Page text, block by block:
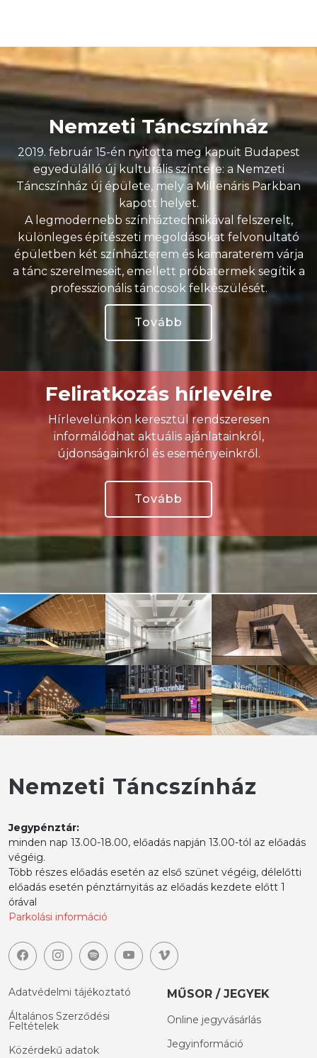
Nemzeti Táncszínház
2019. február 15-én nyitotta meg kapuit Budapest
egyedülálló új kulturális színtere: a Nemzeti
Táncszínház új épülete, mely a Millenáris Parkban
kapott helyet.
A legmodernebb színháztechnikával felszerelt,
különleges építészeti megoldásokat felvonultató
épületben két színházterem és kamaraterem várja
a tánc szerelmeseit, emellett próbatermek segítik a
professzionális táncosok felkészülését.
Tovább
Feliratkozás hírlevélre
Hírlevelünkön keresztül rendszeresen
informálódhat aktuális ajánlatainkról,
újdonságainkról és eseményeinkről.
Tovább
Nemzeti Táncszínház
Jegypénztár:
minden nap 13.00-18.00, előadás napján 13.00-tól az előadás
végéig.
Több részes előadás esetén az első szünet végéig, délelőtti
előadás esetén pénztárnyitás az előadás kezdete előtt 1
órával
Parkolási információ
Adatvédelmi tájékoztató
Általános Szerződési
Feltételek
Közérdekű adatok
MŰSOR / JEGYEK
Online jegyvásárlás
Jegyinformáció